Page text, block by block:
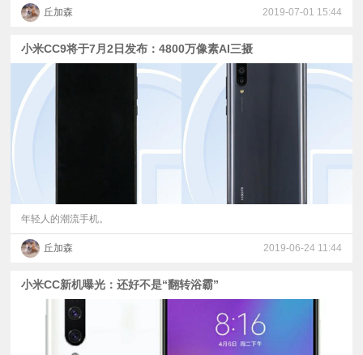
丘加森 2019-07-01 15:44
小米CC9将于7月2日发布：4800万像素AI三摄
年轻人的潮流手机。
丘加森 2019-06-24 11:44
小米CC新机曝光：还好不是“翻转浴霸”